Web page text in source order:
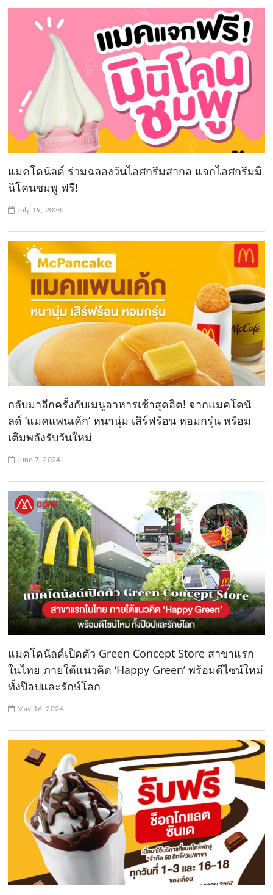
แมคโดนัลด์ ร่วมฉลองวันไอศกรีมสากล แจกไอศกรีมมิ
นิโคนชมพู ฟรี!
July 19, 2024
กลับมาอีกครั้งกับเมนูอาหารเช้าสุดฮิต! จากแมคโดนั
ลด์ ‘แมคแพนเค้ก’ หนานุ่ม เสิร์ฟร้อน หอมกรุ่น พร้อม
เติมพลังรับวันใหม่
June 7, 2024
แมคโดนัลด์เปิดตัว Green Concept Store สาขาแรก
ในไทย ภายใต้แนวคิด ‘Happy Green’ พร้อมดีไซน์ใหม่
ทั้งป๊อปและรักษ์โลก
May 16, 2024